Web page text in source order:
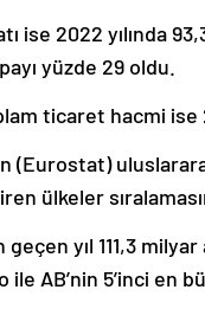
ise 2022 yılında
yüzde 29 oldu.
ticaret hacmi ise
(Eurostat)
ülkeler
yıl 111,3
AB’nin 5’inci en